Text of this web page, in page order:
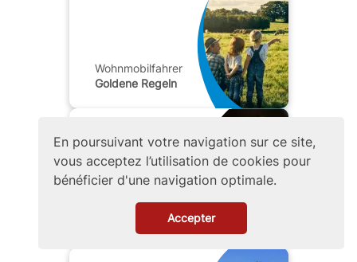
En poursuivant votre navigation sur ce site,
vous acceptez l’utilisation de cookies pour
bénéficier d'une navigation optimale.
Accepter
Wohnmobilfahrer
Goldene Regeln